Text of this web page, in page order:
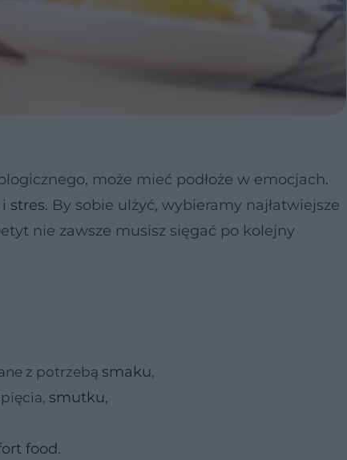
może mieć podłoże w emocjach.
stres. By sobie ulżyć, wybieramy najłatwiejsze
nie zawsze musisz sięgać po kolejny
z potrzebą smaku,
smutku,
food.